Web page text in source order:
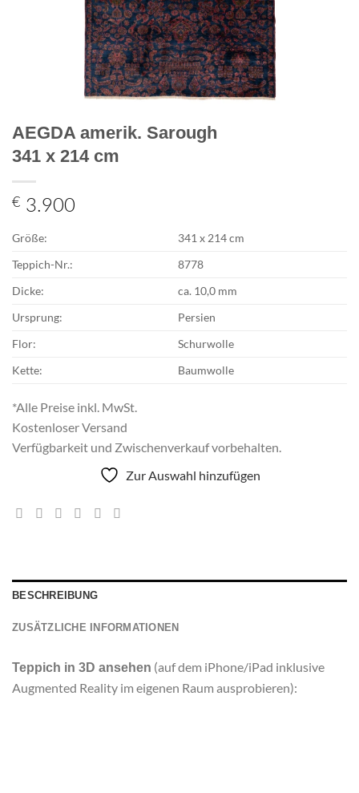
AEGDA amerik. Sarough
341 x 214 cm
€ 3.900
Größe:
341 x 214 cm
Teppich-Nr.:
8778
Dicke:
ca. 10,0 mm
Ursprung:
Persien
Flor:
Schurwolle
Kette:
Baumwolle
*Alle Preise inkl. MwSt.
Kostenloser Versand
Verfügbarkeit und Zwischenverkauf vorbehalten.
Zur Auswahl hinzufügen
BESCHREIBUNG
ZUSÄTZLICHE INFORMATIONEN
Teppich in 3D ansehen (auf dem iPhone/iPad inklusive
Augmented Reality im eigenen Raum ausprobieren):